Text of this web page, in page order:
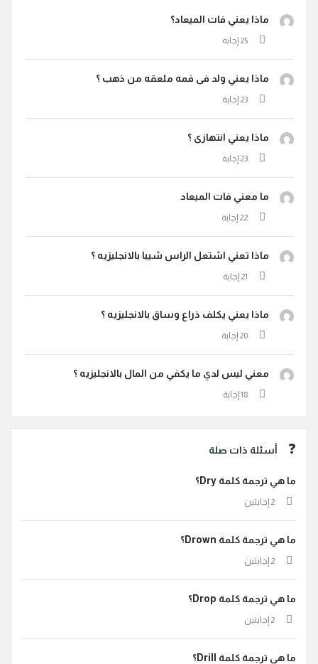
ماذا يعني فات الميعاد؟
ماذا يعني ولد فى فمه ملعقه من ذهب ؟
ماذا يعني انتهازى ؟
ما معني فات الميعاد
ماذا تعني اشتعل الراس شيبا بالانجليزيه ؟
ماذا يعني يكلف ذراع وساق بالانجليزيه ؟
معني ليس لدي ما يكفي من المال بالانجليزيه ؟
أسئلة ذات صلة
ما هي ترجمة كلمة Dry؟
‫2 إجابتين
ما هي ترجمة كلمة Drown؟
‫2 إجابتين
ما هي ترجمة كلمة Drop؟
‫2 إجابتين
ما هي ترجمة كلمة Drill؟